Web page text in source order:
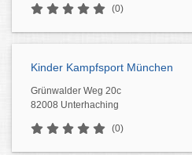
(0)
Kinder Kampfsport München
Grünwalder Weg 20c
82008 Unterhaching
(0)